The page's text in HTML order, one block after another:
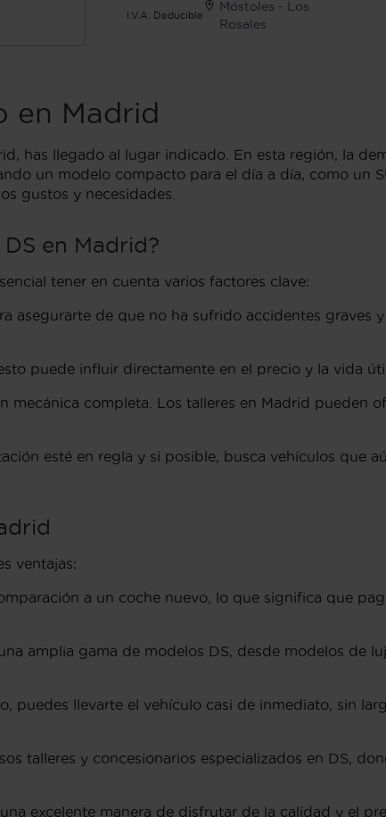
I.V.A. Deducible
Móstoles - Los
Rosales
en Madrid
has llegado al lugar indicado. En esta región, la
un modelo compacto para el día a día, como un
gustos y necesidades.
en Madrid?
tener en cuenta varios factores clave:
asegurarte de que no ha sufrido accidentes graves
puede influir directamente en el precio y la vida
mecánica completa. Los talleres en Madrid pueden
esté en regla y si posible, busca vehículos que
ventajas:
a un coche nuevo, lo que significa que
amplia gama de modelos DS, desde modelos de
puedes llevarte el vehículo casi de inmediato, sin
talleres y concesionarios especializados en DS,
excelente manera de disfrutar de la calidad y el